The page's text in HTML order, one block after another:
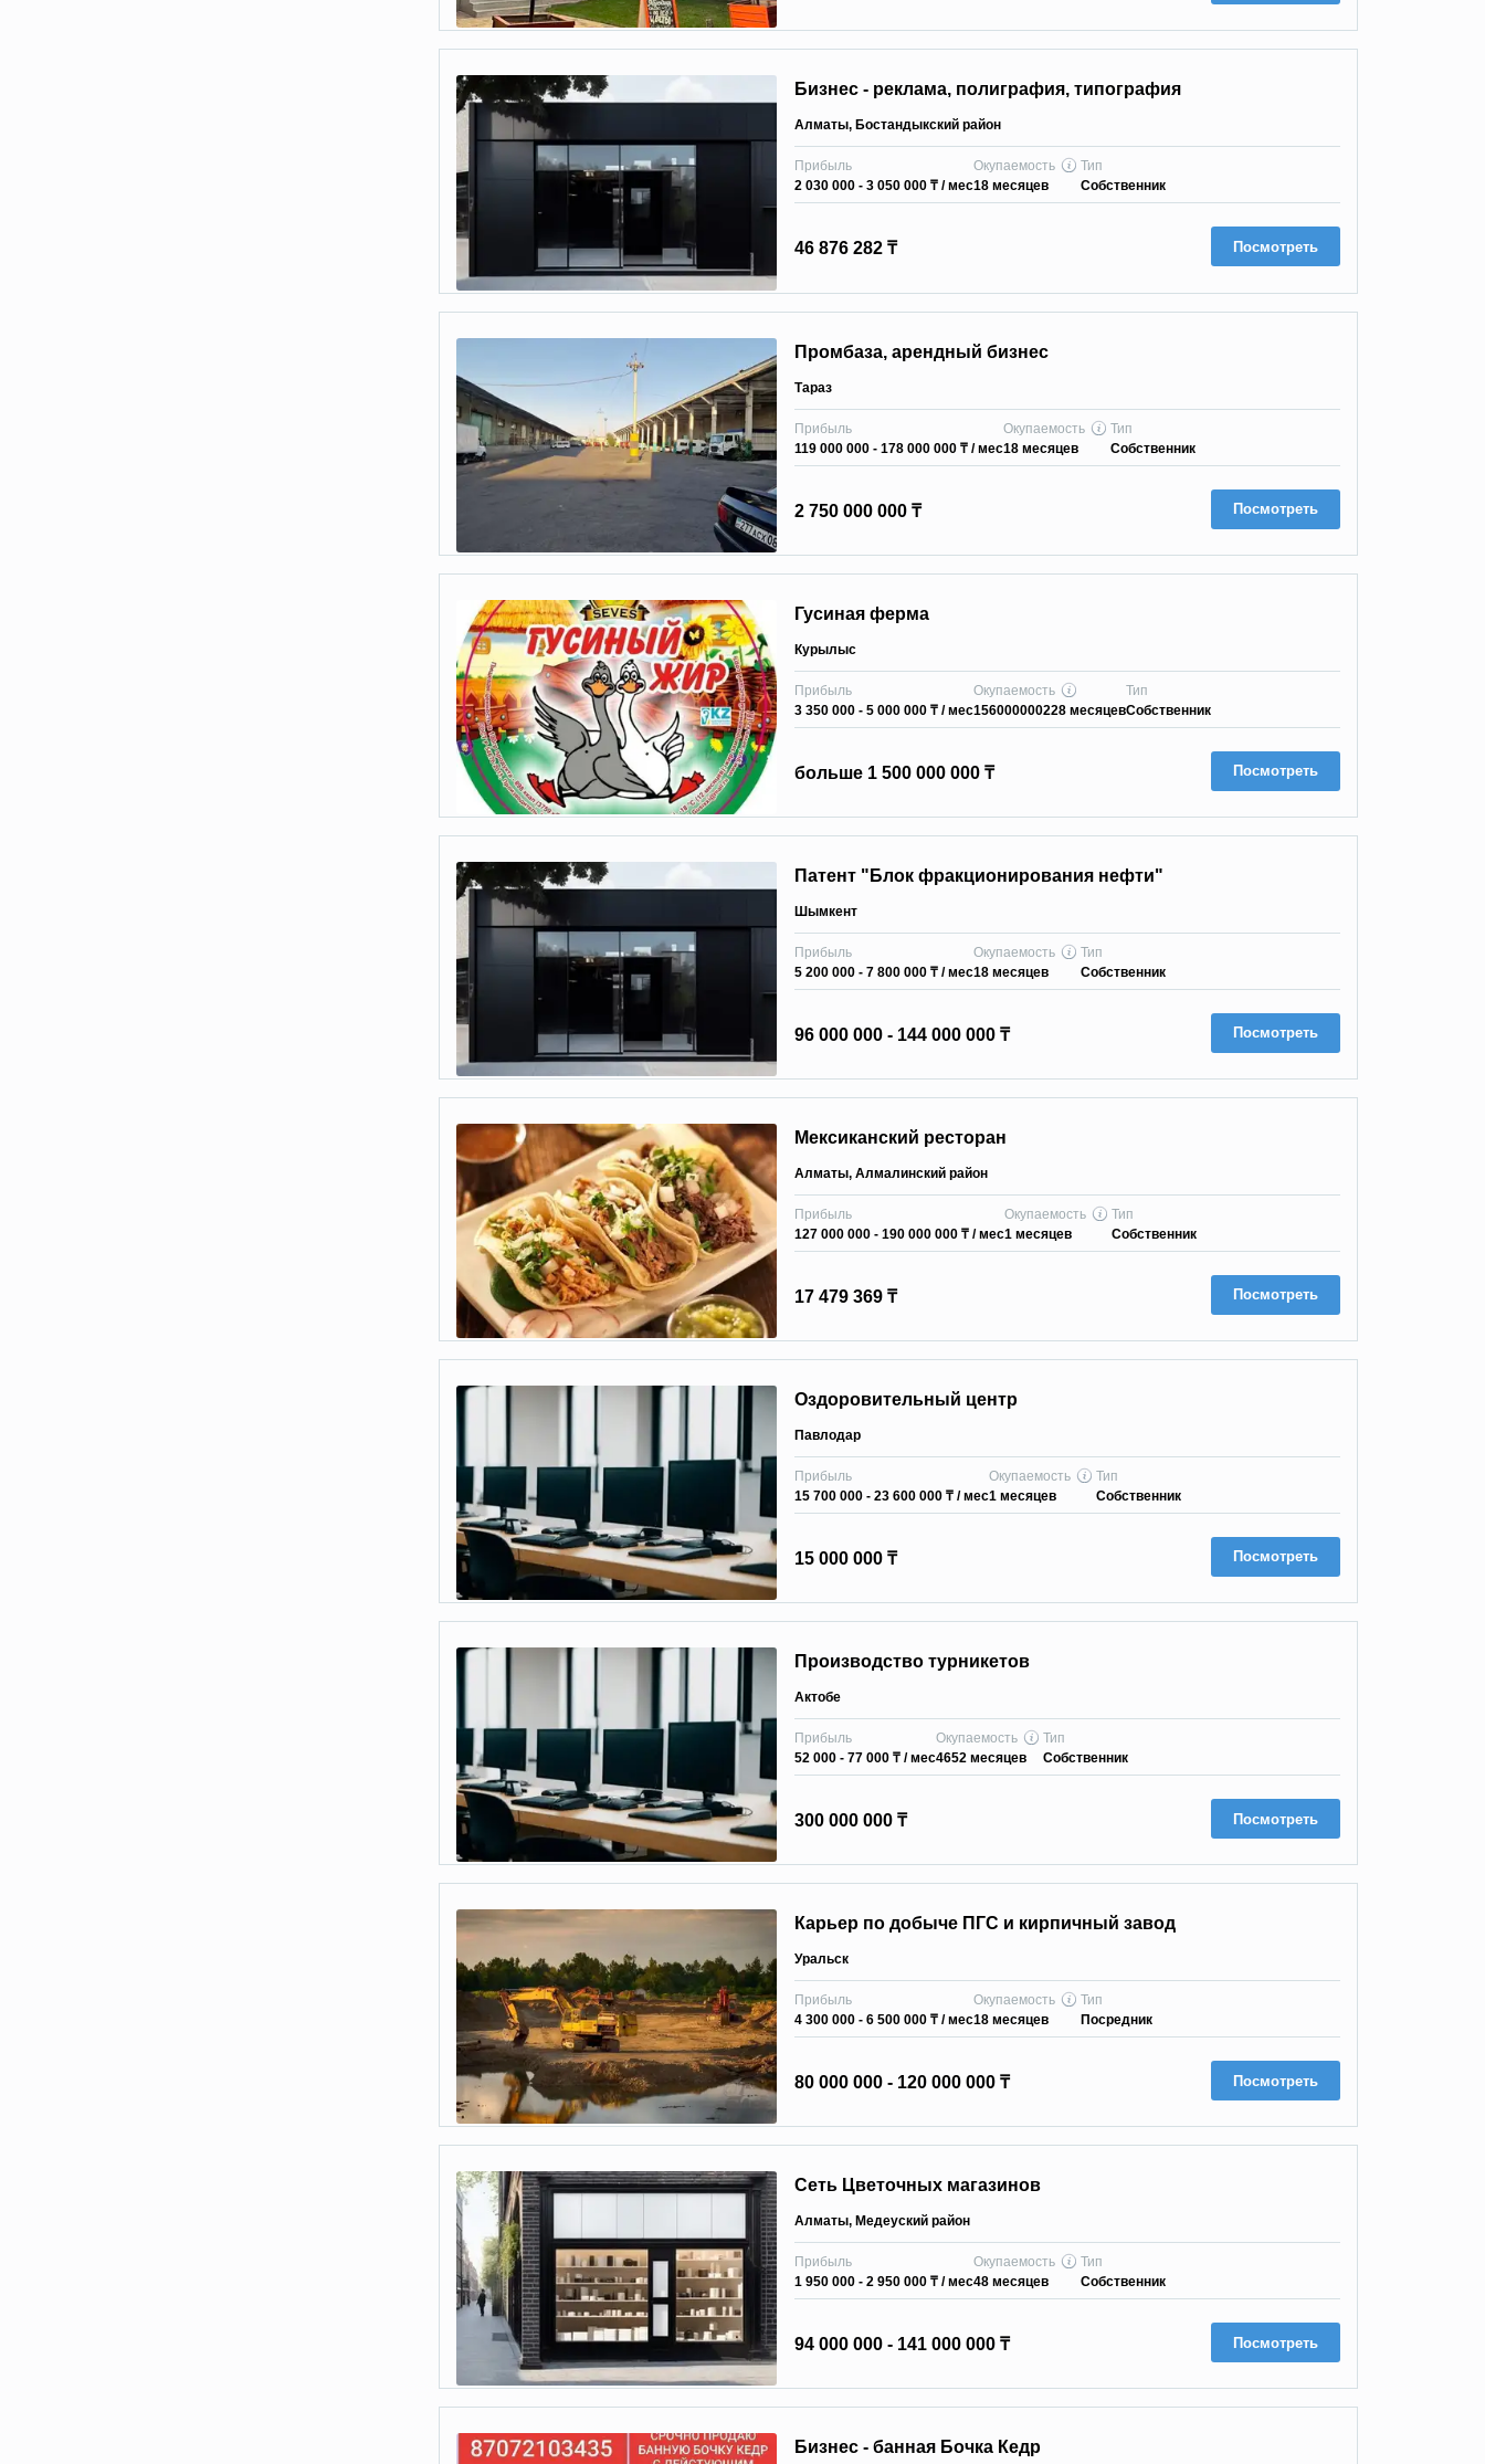
Бизнес - реклама, полиграфия, типография
Алматы, Бостандыкский район
Прибыль
2 030 000 - 3 050 000 ₸/ мес
Окупаемость
18 месяцев
Тип
Собственник
46 876 282 ₸ Посмотреть
Промбаза, арендный бизнес
Тараз
Прибыль
119 000 000 - 178 000 000 ₸/ мес
Окупаемость
18 месяцев
Тип
Собственник
2 750 000 000 ₸ Посмотреть
Гусиная ферма
Курылыс
Прибыль
3 350 000 - 5 000 000 ₸/ мес
Окупаемость
156000000228 месяцев
Тип
Собственник
больше 1 500 000 000 ₸ Посмотреть
Патент "Блок фракционирования нефти"
Шымкент
Прибыль
5 200 000 - 7 800 000 ₸/ мес
Окупаемость
18 месяцев
Тип
Собственник
96 000 000 - 144 000 000 ₸ Посмотреть
Мексиканский ресторан
Алматы, Алмалинский район
Прибыль
127 000 000 - 190 000 000 ₸/ мес
Окупаемость
1 месяцев
Тип
Собственник
17 479 369 ₸ Посмотреть
Оздоровительный центр
Павлодар
Прибыль
15 700 000 - 23 600 000 ₸/ мес
Окупаемость
1 месяцев
Тип
Собственник
15 000 000 ₸ Посмотреть
Пpoизвoдcтвo тypникeтoв
Актобе
Прибыль
52 000 - 77 000 ₸/ мес
Окупаемость
4652 месяцев
Тип
Собственник
300 000 000 ₸ Посмотреть
Карьер по добыче ПГС и кирпичный завод
Уральск
Прибыль
4 300 000 - 6 500 000 ₸/ мес
Окупаемость
18 месяцев
Тип
Посредник
80 000 000 - 120 000 000 ₸ Посмотреть
Сеть Цветочных магазинов
Алматы, Медеуский район
Прибыль
1 950 000 - 2 950 000 ₸/ мес
Окупаемость
48 месяцев
Тип
Собственник
94 000 000 - 141 000 000 ₸ Посмотреть
Бизнес - банная Бочка Кедр